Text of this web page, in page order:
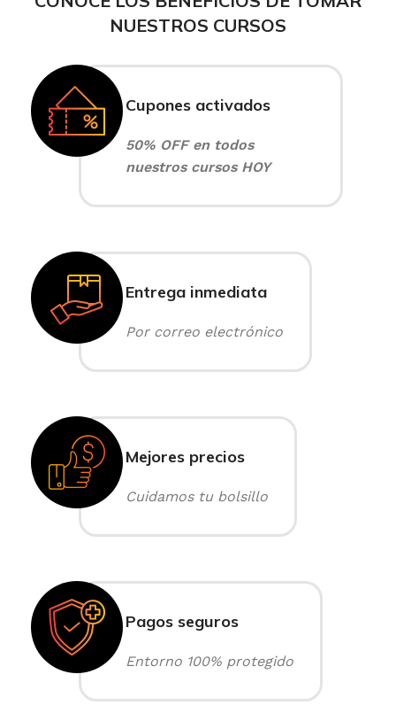
NUESTROS CURSOS
Cupones activados
50% OFF en todos
nuestros cursos HOY
Entrega inmediata
Por correo electrónico
Mejores precios
Cuidamos tu bolsillo
Pagos seguros
Entorno 100% protegido